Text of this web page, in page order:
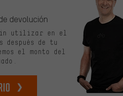
devolución
utilizar en el
después de tu
el monto del